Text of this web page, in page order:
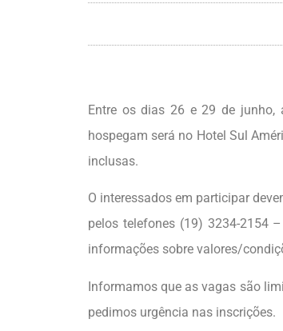
Entre os dias 26 e 29 de junho,
hospegam será no Hotel Sul
inclusas.
O interessados em participar
pelos telefones (19) 3234-2154
informações sobre valores/
Informamos que as vagas são
pedimos urgência nas inscrições.